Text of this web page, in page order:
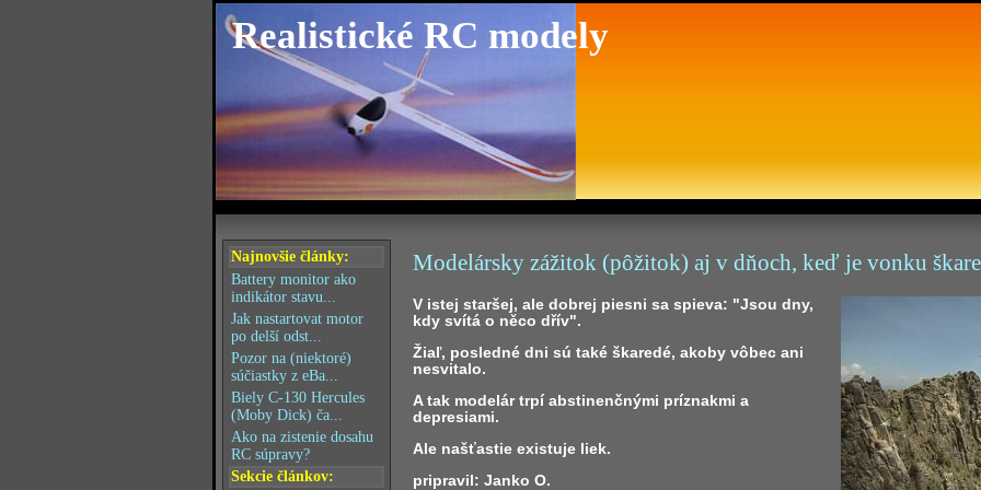
Realistické RC modely
Najnovšie články:
Battery monitor ako
indikátor stavu...
Jak nastartovat motor
po delší odst...
Pozor na (niektoré)
súčiastky z eBa...
Biely C-130 Hercules
(Moby Dick) ča...
Ako na zistenie dosahu
RC súpravy?
Sekcie článkov:
Modelársky zážitok (pôžitok) aj v dňoch, keď je vonku
V istej staršej, ale dobrej piesni sa spieva: "Jsou dny,
kdy svítá o něco dřív".
Žiaľ, posledné dni sú také škaredé, akoby vôbec ani
nesvitalo.
A tak modelár trpí abstinenčnými príznakmi a
depresiami.
Ale našťastie existuje liek.
pripravil: Janko O.